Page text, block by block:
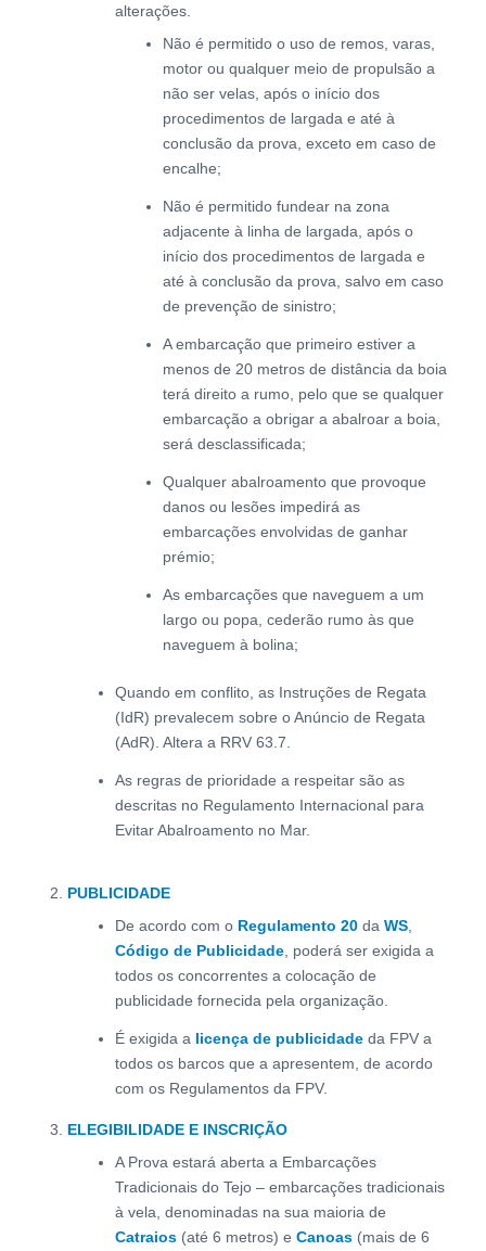
alterações.
Não é permitido o uso de remos, varas,
motor ou qualquer meio de propulsão a
não ser velas, após o início dos
procedimentos de largada e até à
conclusão da prova, exceto em caso de
encalhe;
Não é permitido fundear na zona
adjacente à linha de largada, após o
início dos procedimentos de largada e
até à conclusão da prova, salvo em caso
de prevenção de sinistro;
A embarcação que primeiro estiver a
menos de 20 metros de distância da boia
terá direito a rumo, pelo que se qualquer
embarcação a obrigar a abalroar a boia,
será desclassificada;
Qualquer abalroamento que provoque
danos ou lesões impedirá as
embarcações envolvidas de ganhar
prémio;
As embarcações que naveguem a um
largo ou popa, cederão rumo às que
naveguem à bolina;
Quando em conflito, as Instruções de Regata
(IdR) prevalecem sobre o Anúncio de Regata
(AdR). Altera a RRV 63.7.
As regras de prioridade a respeitar são as
descritas no Regulamento Internacional para
Evitar Abalroamento no Mar.
PUBLICIDADE
De acordo com o Regulamento 20da WS,
Código de Publicidade, poderá ser exigida a
todos os concorrentes a colocação de
publicidade fornecida pela organização.
É exigida a licença de publicidadeda FPV a
todos os barcos que a apresentem, de acordo
com os Regulamentos da FPV.
ELEGIBILIDADE E INSCRIÇÃO
A Prova estará aberta a Embarcações
Tradicionais do Tejo – embarcações tradicionais
à vela, denominadas na sua maioria de
Catraios(até 6 metros) e Canoas(mais de 6